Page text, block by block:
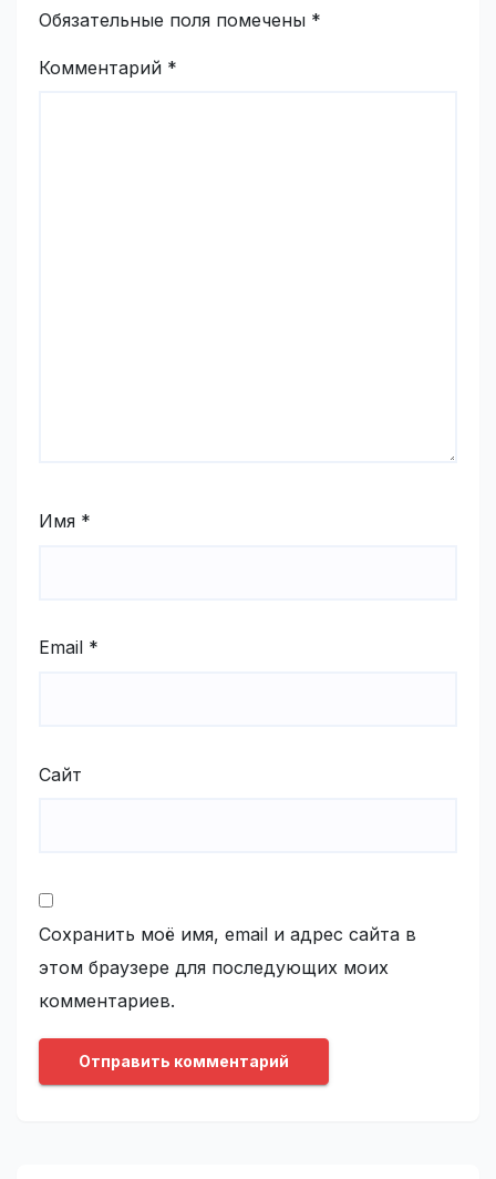
Обязательные поля помечены *
Комментарий *
Имя *
Email *
Сайт
Сохранить моё имя, email и адрес сайта в
этом браузере для последующих моих
комментариев.